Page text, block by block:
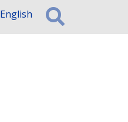
English